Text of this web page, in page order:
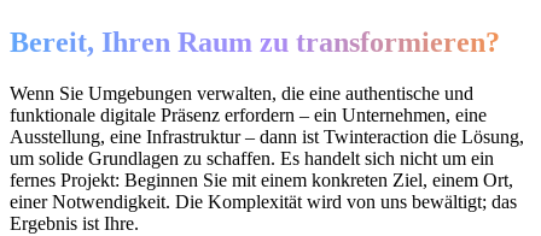
Bereit, Ihren Raum zu transformieren?
Wenn Sie Umgebungen verwalten, die eine authentische und
funktionale digitale Präsenz erfordern – ein Unternehmen, eine
Ausstellung, eine Infrastruktur – dann ist Twinteraction die Lösung,
um solide Grundlagen zu schaffen. Es handelt sich nicht um ein
fernes Projekt: Beginnen Sie mit einem konkreten Ziel, einem Ort,
einer Notwendigkeit. Die Komplexität wird von uns bewältigt; das
Ergebnis ist Ihre.